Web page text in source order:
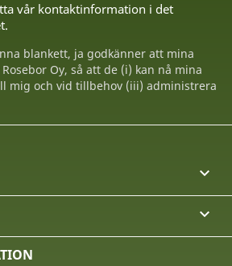
vår kontaktinformation i det
blankett, ja godkänner att mina
Oy, så att de (i) kan nå mina
mig och vid tillbehov (iii) administrera

